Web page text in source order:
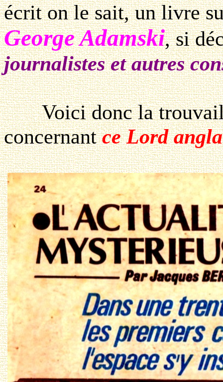
écrit on le sait, un livre
George Adamski, si
journalistes et autres
Voici donc la
concernantce Lord